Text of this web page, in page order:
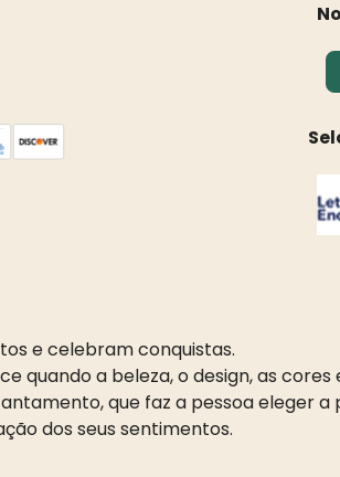
e celebram conquistas.
quando a beleza, o design, as cores
que faz a pessoa eleger a
dos seus sentimentos.